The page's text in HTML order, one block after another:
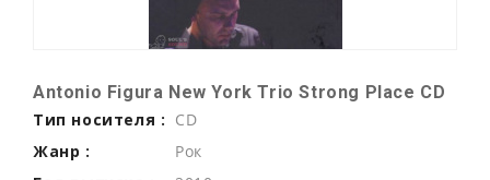
Antonio Figura New York Trio Strong Place CD
Тип носителя : CD
Жанр :
Рок